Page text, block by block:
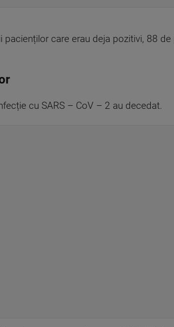
care erau deja pozitivi, 88
cu SARS – CoV – 2 au decedat.